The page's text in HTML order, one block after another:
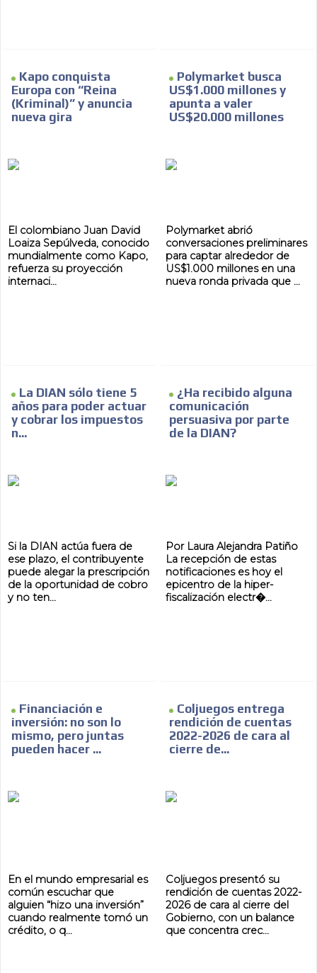
Kapo conquista
Europa con “Reina
(Kriminal)” y anuncia
nueva gira
El colombiano Juan David
Loaiza Sepúlveda, conocido
mundialmente como Kapo,
refuerza su proyección
internaci...
Polymarket busca
US$1.000 millones y
apunta a valer
US$20.000 millones
Polymarket abrió
conversaciones preliminares
para captar alrededor de
US$1.000 millones en una
nueva ronda privada que ...
La DIAN sólo tiene 5
años para poder actuar
y cobrar los impuestos
n...
Si la DIAN actúa fuera de
ese plazo, el contribuyente
puede alegar la prescripción
de la oportunidad de cobro
y no ten...
¿Ha recibido alguna
comunicación
persuasiva por parte
de la DIAN?
Por Laura Alejandra Patiño
La recepción de estas
notificaciones es hoy el
epicentro de la hiper-
fiscalización electr�...
Financiación e
inversión: no son lo
mismo, pero juntas
pueden hacer ...
En el mundo empresarial es
común escuchar que
alguien “hizo una inversión”
cuando realmente tomó un
crédito, o q...
Coljuegos entrega
rendición de cuentas
2022-2026 de cara al
cierre de...
Coljuegos presentó su
rendición de cuentas 2022-
2026 de cara al cierre del
Gobierno, con un balance
que concentra crec...